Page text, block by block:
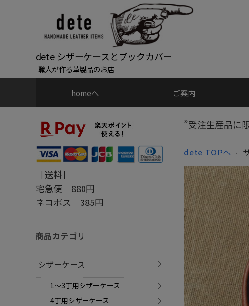
dete シザーケースとブックカバー
職人が作る革製品のお店
homeへ ご案内
”受注生産品に
dete TOPへ
［送料］
宅急便 880円
ネコポス 385円
商品カテゴリ
シザーケース
1～3丁用シザーケース
4丁用シザーケース